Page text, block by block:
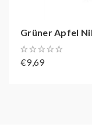
Grüner Apfel
€9,69